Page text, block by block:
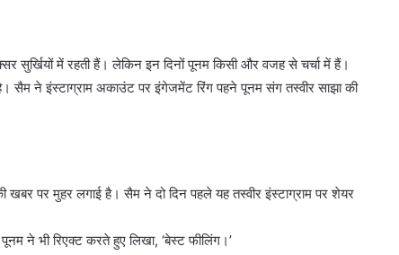
में रहती हैं। लेकिन इन दिनों पूनम किसी और वजह से चर्चा में हैं।
ने इंस्टाग्राम अकाउंट पर इंगेजमेंट रिंग पहने पूनम संग तस्वीर साझा की
पर मुहर लगाई है। सैम ने दो दिन पहले यह तस्वीर इंस्टाग्राम पर शेयर
ने भी रिएक्ट करते हुए लिखा, ‘बेस्ट फीलिंग।’